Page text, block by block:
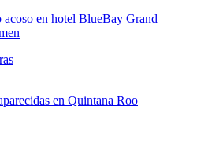
acoso en hotel BlueBay Grand
en Quintana Roo